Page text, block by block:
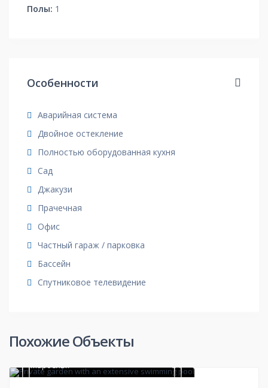
Полы: 1
Особенности
Аварийная система
Двойное остекление
Полностью оборудованная кухня
Сад
Джакузи
Прачечная
Офис
Частный гараж / парковка
Бассейн
Спутниковое телевидение
Похожие Объекты
7
Марбелья